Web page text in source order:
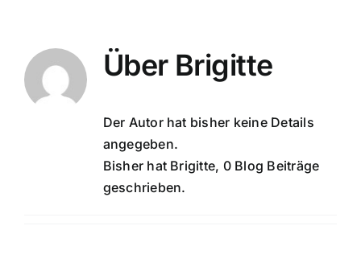
springen
Über Brigitte
Der Autor hat bisher keine Details
angegeben.
Bisher hat Brigitte, 0 Blog Beiträge
geschrieben.